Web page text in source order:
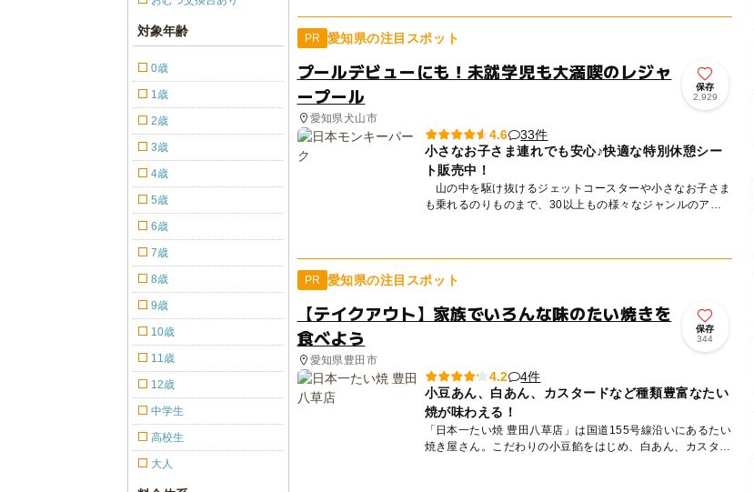
PR 愛知県の注目スポット
プールデビューにも！未就学児も大満喫のレジャ
ープール
愛知県犬山市
保存
2,929
4.6
33件
小さなお子さま連れでも安心♪快適な特別休憩シー
ト販売中！
山の中を駆け抜けるジェットコースターや小さなお子さま
も乗れるのりものまで、30以上もの様々なジャンルのアト
PR 愛知県の注目スポット
【テイクアウト】家族でいろんな味のたい焼きを
食べよう
愛知県豊田市
保存
344
4.2
4件
小豆あん、白あん、カスタードなど種類豊富なたい
焼が味わえる！
「日本一たい焼 豊田八草店」は国道155号線沿いにあるたい
焼き屋さん。こだわりの小豆餡をはじめ、白あん、カスター
対象年齢
0歳
1歳
2歳
3歳
4歳
5歳
6歳
7歳
8歳
9歳
10歳
11歳
12歳
中学生
高校生
大人